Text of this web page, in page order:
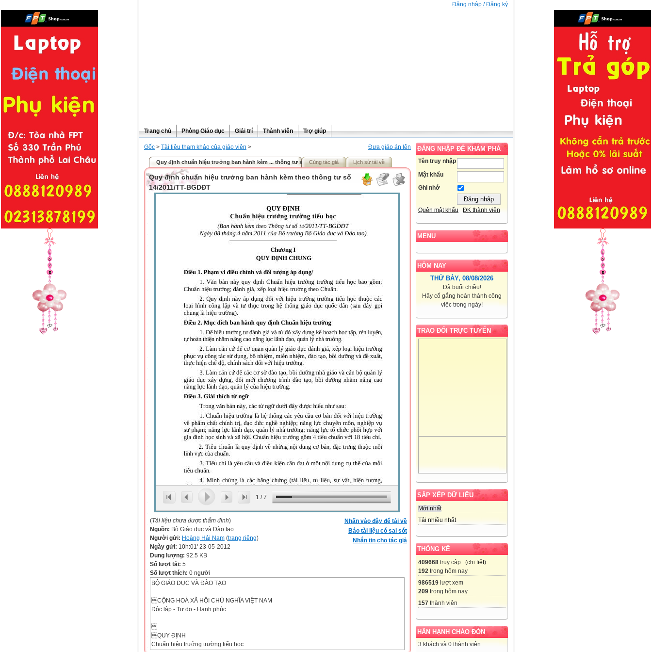
Đăng nhập / Đăng ký
Trang chủ Phòng Giáo dục Giải trí Thành viên Trợ giúp
ĐĂNG NHẬP ĐỂ KHÁM PHÁ
Tên truy nhập
Mật khẩu
Ghi nhớ
Quên mật khẩu ĐK thành viên
MENU
HÔM NAY
THỨ BẢY, 08/08/2026
Đã buổi chiều!
Hãy cố gắng hoàn thành công
việc trong ngày!
TRAO ĐỔI TRỰC TUYẾN
SẮP XẾP DỮ LIỆU
Mới nhất
Tải nhiều nhất
THỐNG KÊ
409668 truy cập (chi tiết)
192 trong hôm nay
986519 lượt xem
209 trong hôm nay
157 thành viên
HÂN HẠNH CHÀO ĐÓN
3 khách và 0 thành viên
Đưa giáo án lên
Gốc > Tài liệu tham khảo của giáo viên >
Quy định chuẩn hiệu trưởng ban hành kèm ... thông tư số 14/2011/TT
Cùng tác giả Lịch sử tải về
Quy định chuẩn hiệu trưởng ban hành kèm theo thông tư số
14/2011/TT-BGDĐT
1 /7
Nhấn vào đây để tải về
Báo tài liệu có sai sót
Nhắn tin cho tác giả
(Tài liệu chưa được thẩm định)
Nguồn: Bộ Giáo dục và Đào tạo
Người gửi: Hoàng Hải Nam (trang riêng)
Ngày gửi: 10h:01' 23-05-2012
Dung lượng: 92.5 KB
Số lượt tải: 5
Số lượt thích: 0 người
BỘ GIÁO DỤC VÀ ĐÀO TẠO
CỘNG HOÀ XÃ HỘI CHỦ NGHĨA VIỆT NAM
Độc lập - Tự do - Hạnh phúc

QUY ĐỊNH
Chuẩn hiệu trưởng trường tiểu học